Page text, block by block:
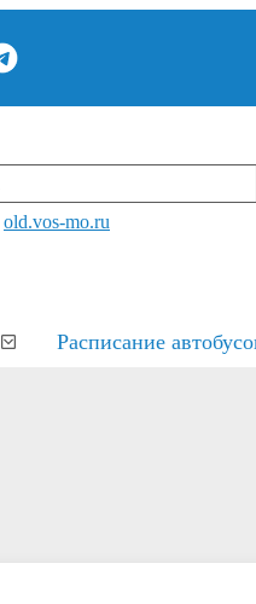
old.vos-mo.ru
Расписание